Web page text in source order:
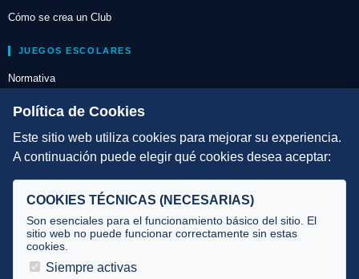
Cómo se crea un Club
JUEGOS ESCOLARES
Normativa
Escuelas de Triatlón
DIRECCIÓN TÉCNICA
Selecciones
Tecnificación
JUECES Y OFICIALES
Política de Cookies
Este sitio web utiliza cookies para mejorar su experiencia.
A continuación puede elegir qué cookies desea aceptar:
COOKIES TÉCNICAS (NECESARIAS)
Son esenciales para el funcionamiento básico del sitio. El
sitio web no puede funcionar correctamente sin estas
cookies.
Siempre activas